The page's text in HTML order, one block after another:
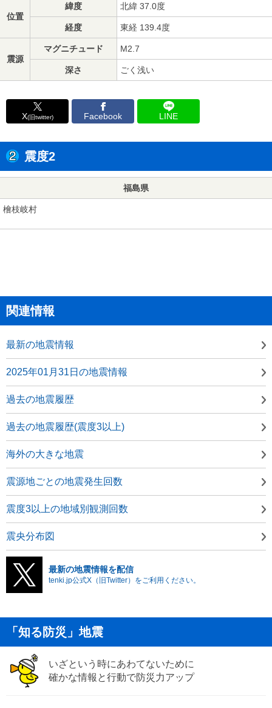
位置
緯度 北緯 37.0度
経度 東経 139.4度
震源
マグニチュード M2.7
深さ ごく浅い
X(旧twitter) Facebook LINE
震度2
福島県
檜枝岐村
関連情報
最新の地震情報
2025年01月31日の地震情報
過去の地震履歴
過去の地震履歴(震度3以上)
海外の大きな地震
震源地ごとの地震発生回数
震度3以上の地域別観測回数
震央分布図
最新の地震情報を配信
tenki.jp公式X（旧Twitter）をご利用ください。
「知る防災」地震
いざという時にあわてないために
確かな情報と行動で防災力アップ